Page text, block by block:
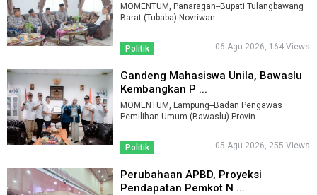
MOMENTUM, Panaragan--Bupati Tulangbawang
Politik 06 Agu 2026, 164 Views
Gandeng Mahasiswa Unila, Bawaslu
Kembangkan P ...
MOMENTUM, Lampung--Badan Pengawas
Pemilihan Umum (Bawaslu) Provin ...
Politik 05 Agu 2026, 255 Views
Perubahaan APBD, Proyeksi
Pendapatan Pemkot N ...